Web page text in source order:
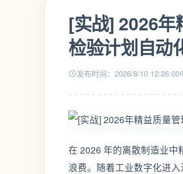
[实战] 2026年
检验计划自动
发布时间：2026/8/10 12:26:00
在 2026 年的离散制造业中
浪费。随着工业数字化进入